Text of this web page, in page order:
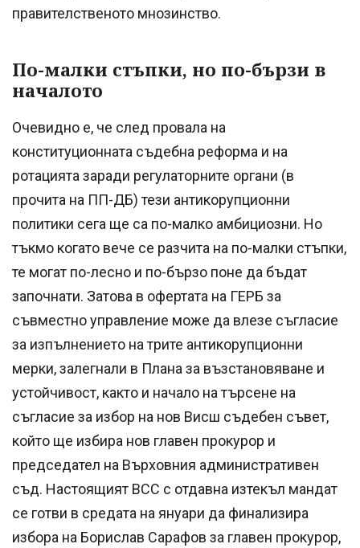
правителственото мнозинство.
По-малки стъпки, но по-бързи в
началото
Очевидно е, че след провала на
конституционната съдебна реформа и на
ротацията заради регулаторните органи (в
прочита на ПП-ДБ) тези антикорупционни
политики сега ще са по-малко амбициозни. Но
тъкмо когато вече се разчита на по-малки стъпки,
те могат по-лесно и по-бързо поне да бъдат
започнати. Затова в офертата на ГЕРБ за
съвместно управление може да влезе съгласие
за изпълнението на трите антикорупционни
мерки, залегнали в Плана за възстановяване и
устойчивост, както и начало на търсене на
съгласие за избор на нов Висш съдебен съвет,
който ще избира нов главен прокурор и
председател на Върховния административен
съд. Настоящият ВСС с отдавна изтекъл мандат
се готви в средата на януари да финализира
избора на Борислав Сарафов за главен прокурор,